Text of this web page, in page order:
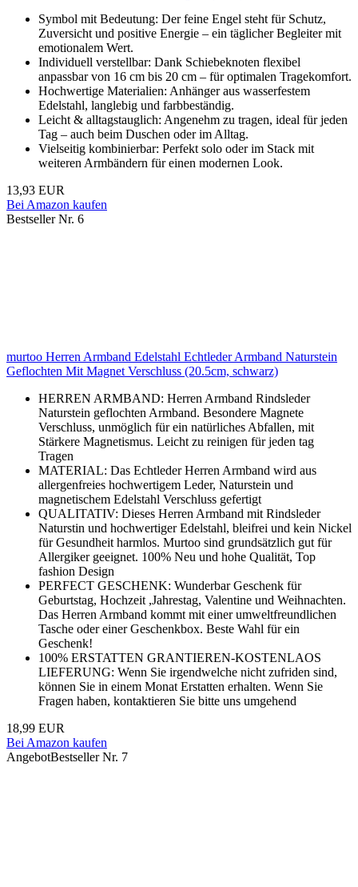
Symbol mit Bedeutung: Der feine Engel steht für Schutz,
Zuversicht und positive Energie – ein täglicher Begleiter mit
emotionalem Wert.
Individuell verstellbar: Dank Schiebeknoten flexibel
anpassbar von 16 cm bis 20 cm – für optimalen Tragekomfort.
Hochwertige Materialien: Anhänger aus wasserfestem
Edelstahl, langlebig und farbbeständig.
Leicht & alltagstauglich: Angenehm zu tragen, ideal für jeden
Tag – auch beim Duschen oder im Alltag.
Vielseitig kombinierbar: Perfekt solo oder im Stack mit
weiteren Armbändern für einen modernen Look.
13,93 EUR
Bei Amazon kaufen
Bestseller Nr. 6
murtoo Herren Armband Edelstahl Echtleder Armband Naturstein
Geflochten Mit Magnet Verschluss (20.5cm, schwarz)
HERREN ARMBAND: Herren Armband Rindsleder
Naturstein geflochten Armband. Besondere Magnete
Verschluss, unmöglich für ein natürliches Abfallen, mit
Stärkere Magnetismus. Leicht zu reinigen für jeden tag
Tragen
MATERIAL: Das Echtleder Herren Armband wird aus
allergenfreies hochwertigem Leder, Naturstein und
magnetischem Edelstahl Verschluss gefertigt
QUALITATIV: Dieses Herren Armband mit Rindsleder
Naturstin und hochwertiger Edelstahl, bleifrei und kein Nickel
für Gesundheit harmlos. Murtoo sind grundsätzlich gut für
Allergiker geeignet. 100% Neu und hohe Qualität, Top
fashion Design
PERFECT GESCHENK: Wunderbar Geschenk für
Geburtstag, Hochzeit ,Jahrestag, Valentine und Weihnachten.
Das Herren Armband kommt mit einer umweltfreundlichen
Tasche oder einer Geschenkbox. Beste Wahl für ein
Geschenk!
100% ERSTATTEN GRANTIEREN-KOSTENLAOS
LIEFERUNG: Wenn Sie irgendwelche nicht zufriden sind,
können Sie in einem Monat Erstatten erhalten. Wenn Sie
Fragen haben, kontaktieren Sie bitte uns umgehend
18,99 EUR
Bei Amazon kaufen
AngebotBestseller Nr. 7